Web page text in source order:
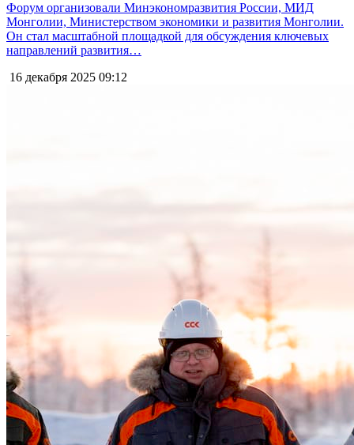
Форум организовали Минэкономразвития России, МИД
Монголии, Министерством экономики и развития Монголии.
Он стал масштабной площадкой для обсуждения ключевых
направлений развития…
16 декабря 2025 09:12